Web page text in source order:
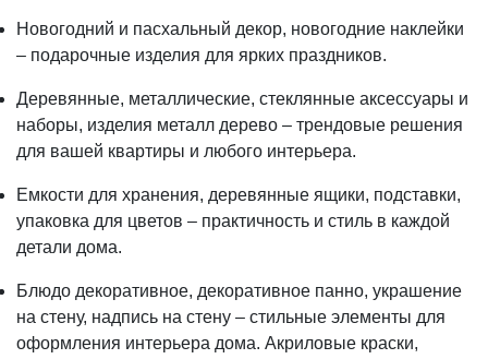
Новогодний и пасхальный декор, новогодние наклейки
– подарочные изделия для ярких праздников.
Деревянные, металлические, стеклянные аксессуары и
наборы, изделия металл дерево – трендовые решения
для вашей квартиры и любого интерьера.
Емкости для хранения, деревянные ящики, подставки,
упаковка для цветов – практичность и стиль в каждой
детали дома.
Блюдо декоративное, декоративное панно, украшение
на стену, надпись на стену – стильные элементы для
оформления интерьера дома. Акриловые краски,